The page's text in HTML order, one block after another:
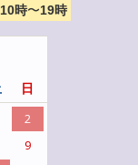
10時〜19時
日
2
9